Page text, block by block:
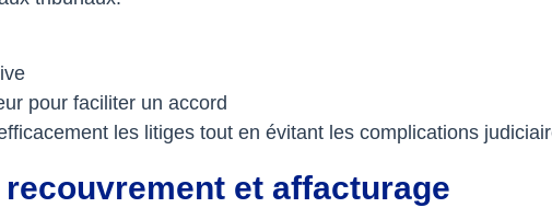
pour faciliter un accord
les litiges tout en évitant les complications
et affacturage